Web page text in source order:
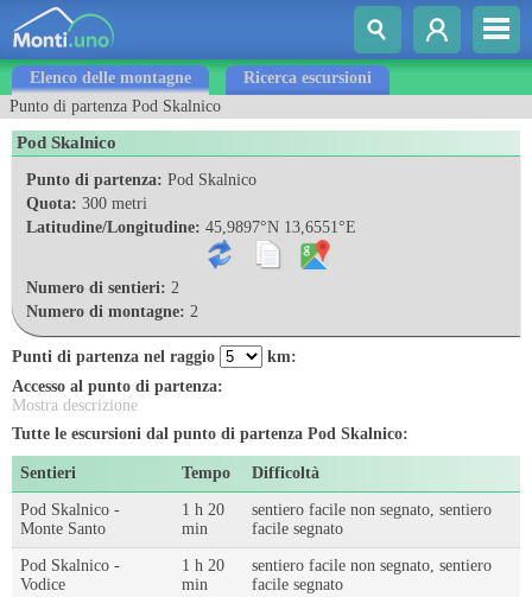
Elenco delle montagne
Ricerca escursioni
Punto di partenza Pod Skalnico
Pod Skalnico
Punto di partenza: Pod Skalnico
Quota: 300 metri
Latitudine/Longitudine: 45,9897°N 13,6551°E
Numero di sentieri: 2
Numero di montagne: 2
Punti di partenza nel raggio
km:
Accesso al punto di partenza:
Mostra descrizione
Tutte le escursioni dal punto di partenza Pod Skalnico:
Sentieri Tempo Difficoltà
Pod Skalnico -
Monte Santo
1 h 20
min
sentiero facile non segnato, sentiero
facile segnato
Pod Skalnico -
Vodice
1 h 20
min
sentiero facile non segnato, sentiero
facile segnato